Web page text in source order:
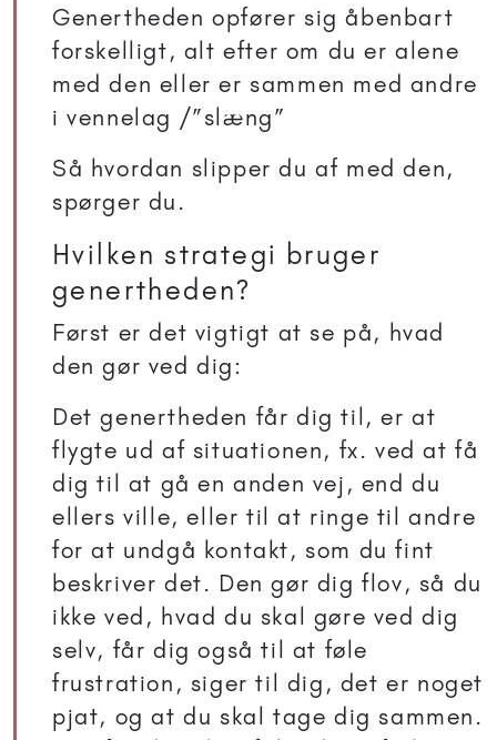
Genertheden opfører sig åbenbart
forskelligt, alt efter om du er alene
med den eller er sammen med andre
i vennelag /”slæng”
Så hvordan slipper du af med den,
spørger du.
Hvilken strategi bruger
genertheden?
Først er det vigtigt at se på, hvad
den gør ved dig:
Det genertheden får dig til, er at
flygte ud af situationen, fx. ved at få
dig til at gå en anden vej, end du
ellers ville, eller til at ringe til andre
for at undgå kontakt, som du fint
beskriver det. Den gør dig flov, så du
ikke ved, hvad du skal gøre ved dig
selv, får dig også til at føle
frustration, siger til dig, det er noget
pjat, og at du skal tage dig sammen.